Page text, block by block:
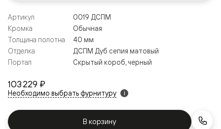
103 229 ₽
Необходимо выбрать фурнитуру i
В корзину
Артикул
0019 ДСПМ
Кромка
Обычная
Толщина полотна
40 мм
Отделка
ДСПМ Дуб сепия матовый
Портал
Скрытый короб, черный